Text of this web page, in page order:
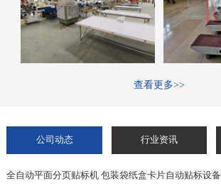
查看更多>>
公司动态 行业资讯
全自动平面分页贴标机 包装袋纸盒卡片自动贴标设备